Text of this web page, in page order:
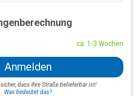
ca. 1-3 Wochen
Anmelden
dass Ihre Straße belieferbar ist!
Was bedeutet das?